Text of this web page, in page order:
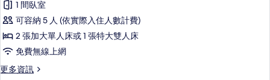
view
(Ocean
Front
Deluxe
Room)
1 間臥室
可容納 5 人 (依實際入住人數計費)
2 張加大單人床或 1 張特大雙人床
免費無線上網
更多資訊
更